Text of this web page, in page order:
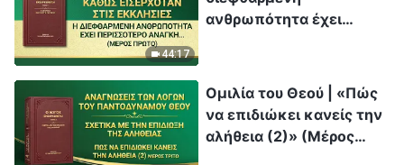
44:17
ανθρωπότητα έχει
ενσαρκωμένου Θεού»
(Μέρος πρώτο)
Ομιλία του Θεού | «Πώς
να επιδιώκει κανείς την
αλήθεια (2)» (Μέρος